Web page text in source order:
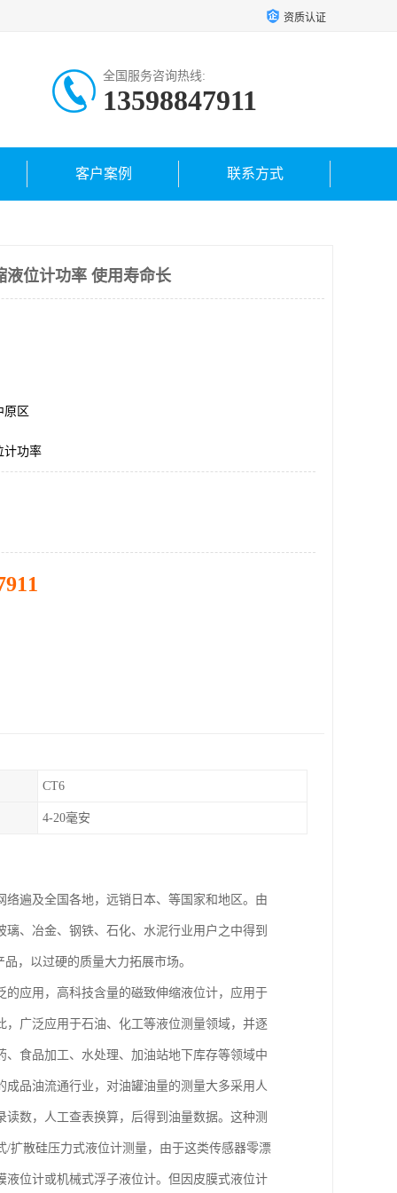
资质认证
全国服务咨询热线:
13598847911
客户案例 联系方式
液位计功率 使用寿命长
原区
计功率
CT6
4-20毫安
遍及全国各地，远销日本、等国家和地区。由
、冶金、钢铁、石化、水泥行业用户之中得到
，以过硬的质量大力拓展市场。
应用，高科技含量的磁致伸缩液位计，应用于
广泛应用于石油、化工等液位测量领域，并逐
食品加工、水处理、加油站地下库存等领域中
品油流通行业，对油罐油量的测量大多采用人
数，人工查表换算，后得到油量数据。这种测
扩散硅压力式液位计测量，由于这类传感器零漂
位计或机械式浮子液位计。但因皮膜式液位计